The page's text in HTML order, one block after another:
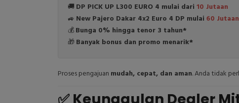
🚚 DP PICK UP L300 EURO 4 mulai dari 10 Jutaan
🚙 New Pajero Dakar 4x2 Euro 4 DP mulai 60 Jutaan
💰Bunga 0% hingga tenor 3 tahun*
🎁 Banyak bonus dan promo menarik*
Proses pengajuan mudah, cepat, dan aman. Anda tidak
✅ Keunggulan Dealer